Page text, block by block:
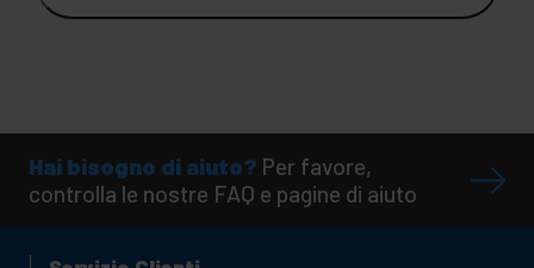
Hai bisogno di aiuto? Per favore,
controlla le nostre FAQ e pagine di aiuto